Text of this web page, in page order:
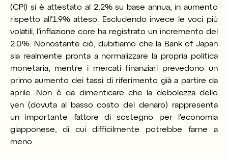
(CPI) si è attestato al 2.2% su base annua, in aumento
rispetto all’1.9% atteso. Escludendo invece le voci più
volatili, l’inflazione core ha registrato un incremento del
2.0%. Nonostante ciò, dubitiamo che la Bank of Japan
sia realmente pronta a normalizzare la propria politica
monetaria, mentre i mercati finanziari prevedono un
primo aumento dei tassi di riferimento già a partire da
aprile. Non è da dimenticare che la debolezza dello
yen (dovuta al basso costo del denaro) rappresenta
un importante fattore di sostegno per l’economia
giapponese, di cui difficilmente potrebbe farne a
meno.